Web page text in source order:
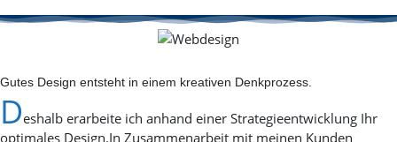
Gutes Design entsteht in einem kreativen Denkprozess.
Deshalb erarbeite ich anhand einer Strategieentwicklung Ihr
optimales Design.In Zusammenarbeit mit meinen Kunden